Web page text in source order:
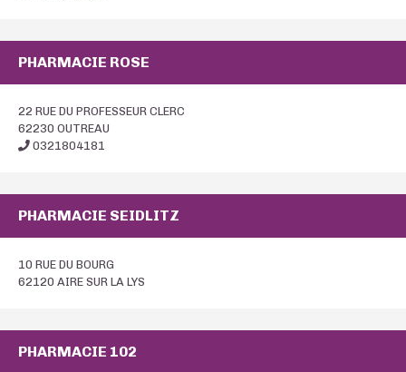
PHARMACIE ROSE
22 RUE DU PROFESSEUR CLERC
62230 OUTREAU
0321804181
PHARMACIE SEIDLITZ
10 RUE DU BOURG
62120 AIRE SUR LA LYS
PHARMACIE 102